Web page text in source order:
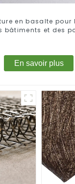
en basalte pour
bâtiments et des
En savoir plus